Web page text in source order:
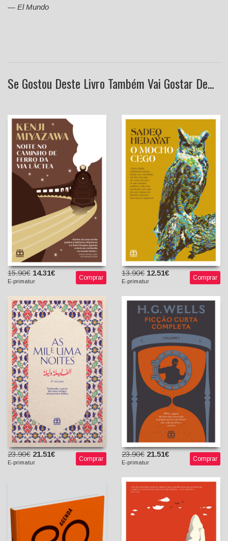
— El Mundo
Se Gostou Deste Livro Também Vai Gostar De...
Noite no Caminho de Ferro
da Via Láctea
Kenji Miyazawa
António Barrento
(Tradução e Introdução)
15.90€ 14.31€
E-primatur Comprar
O Mocho Cego
Sadeq Hedayat
Carimo Mohomed
(Tradutor)
13.90€ 12.51€
E-primatur Comprar
As Mil e Uma Noites -
Volume I
Anónimo
Hugo Maia (Tradutor)
23.90€ 21.51€
E-primatur Comprar
Ficção Curta Completa
(Volume I)
H. G. Wells
Sofia Castro Rodrigues
(Tradutora)
23.90€ 21.51€
E-primatur Comprar
Pessoa 2017
Fernando Pessoa
Vasco Silva (Organizador)
Voss
Patrick White
João Reis (Tradutor)